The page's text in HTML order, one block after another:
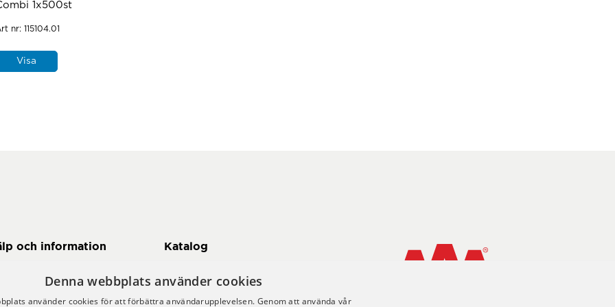
1x500st
nr: 115104.01
Visa
och information Katalog
katalog
Denna webbplats använder cookies
använder cookies för att förbättra användarupplevelsen. Genom att använda vår